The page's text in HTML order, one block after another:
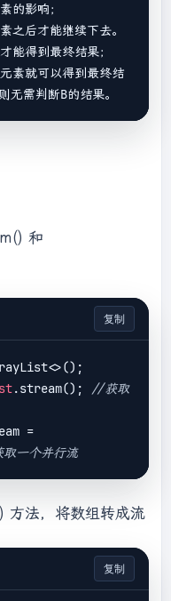
的影响；
之后才能继续下去。
能得到最终结果；
素就可以得到最终结
和
复制
.stream();
//获取
一个并行流
法，将数组转成流
复制